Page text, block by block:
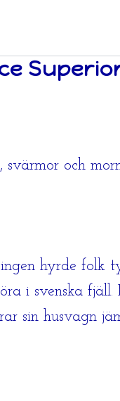
svärmor och
hyrde folk
i svenska fjäll.
sin husvagn